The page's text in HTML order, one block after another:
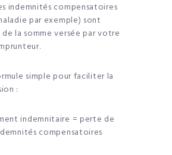
indemnités compensatoires
par exemple) sont
la somme versée par votre
simple pour faciliter la
:
indemnitaire = perte de
compensatoires